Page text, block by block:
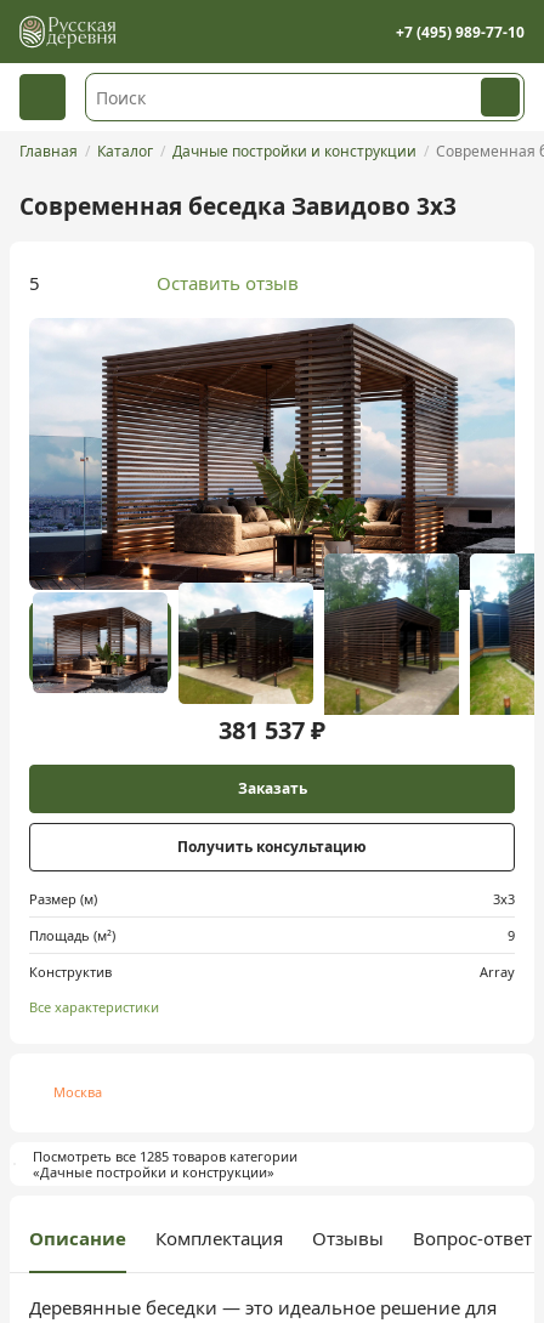
+7 (495) 989-77-10
Главная Каталог Дачные постройки и конструкции Современная
Современная беседка Завидово 3х3
5 Оставить отзыв
381 537 ₽
Заказать
Получить консультацию
Размер (м)
3х3
Площадь (м²)
9
Конструктив
Array
Все характеристики
Москва
Посмотреть все 1285 товаров категории
«Дачные постройки и конструкции»
Описание Комплектация Отзывы Вопрос-ответ
Деревянные беседки — это идеальное решение для